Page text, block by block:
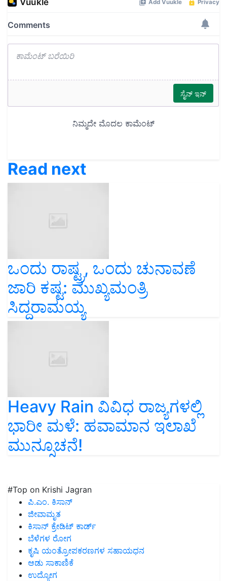
Read next
ಒಂದು ರಾಷ್ಟ್ರ, ಒಂದು ಚುನಾವಣೆ
ಜಾರಿ ಕಷ್ಟ: ಮುಖ್ಯಮಂತ್ರಿ
ಸಿದ್ದರಾಮಯ್ಯ
Heavy Rain ವಿವಿಧ ರಾಜ್ಯಗಳಲ್ಲಿ
ಭಾರೀ ಮಳೆ: ಹವಾಮಾನ ಇಲಾಖೆ
ಮುನ್ಸೂಚನೆ!
#Top on Krishi Jagran
ಪಿ.ಎಂ. ಕಿಸಾನ್
ಜೀವಾಮೃತ
ಕಿಸಾನ್ ಕ್ರೇಡಿಟ್ ಕಾರ್ಡ್
ಬೆಳೆಗಳ ರೋಗ
ಕೃಷಿ ಯಂತ್ರೋಪಕರಣಗಳ ಸಹಾಯಧನ
ಆಡು ಸಾಕಾಣಿಕೆ
ಉದ್ಯೋಗ